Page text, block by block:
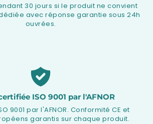
30 jours si le produit ne convient
avec réponse garantie sous 24h
ouvrées.
ISO 9001 par l'AFNOR
9001 par l'AFNOR. Conformité CE et
garantis sur chaque produit.